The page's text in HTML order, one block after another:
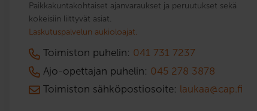
Paikkakuntakohtaiset ajanvaraukset ja peruutukset sekä
kokeisiin liittyvät asiat.
Laskutuspalvelun aukioloajat.
Toimiston puhelin: 041 731 7237
Ajo-opettajan puhelin: 045 278 3878
Toimiston sähköpostiosoite: laukaa@cap.fi